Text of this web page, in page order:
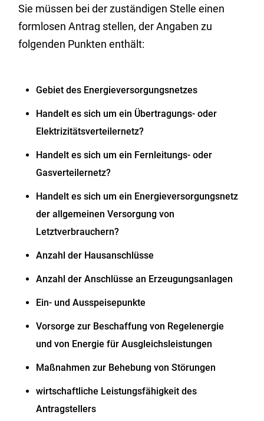
Sie müssen bei der zuständigen Stelle einen
formlosen Antrag stellen, der Angaben zu
folgenden Punkten enthält:
Gebiet des Energieversorgungsnetzes
Handelt es sich um ein Übertragungs- oder
Elektrizitätsverteilernetz?
Handelt es sich um ein Fernleitungs- oder
Gasverteilernetz?
Handelt es sich um ein Energieversorgungsnetz
der allgemeinen Versorgung von
Letztverbrauchern?
Anzahl der Hausanschlüsse
Anzahl der Anschlüsse an Erzeugungsanlagen
Ein- und Ausspeisepunkte
Vorsorge zur Beschaffung von Regelenergie
und von Energie für Ausgleichsleistungen
Maßnahmen zur Behebung von Störungen
wirtschaftliche Leistungsfähigkeit des
Antragstellers